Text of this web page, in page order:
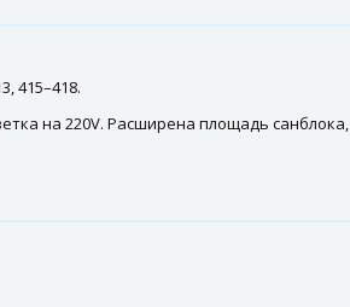
415–418.
на 220V. Расширена площадь санблока,